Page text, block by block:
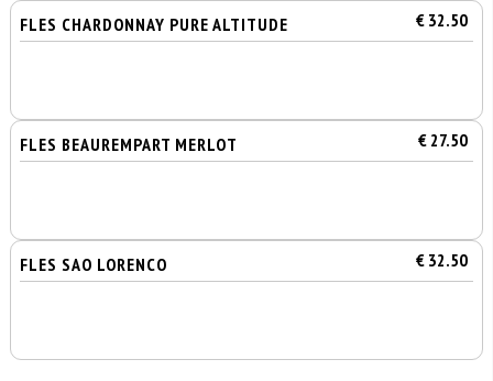
FLES CHARDONNAY PURE ALTITUDE € 32.50
FLES BEAUREMPART MERLOT € 27.50
FLES SAO LORENCO € 32.50